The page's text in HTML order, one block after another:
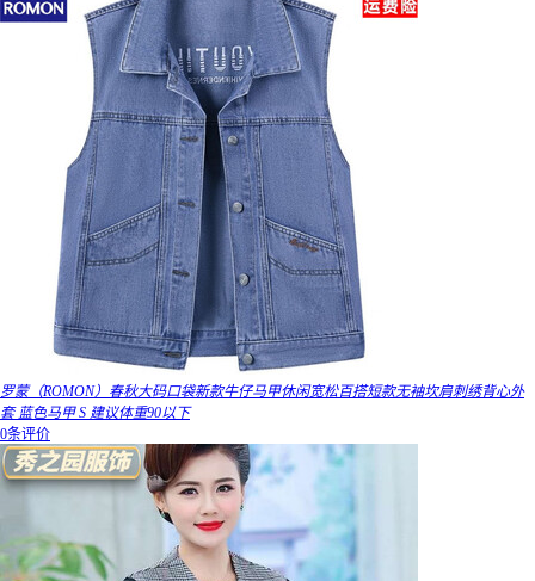
罗蒙（ROMON）春秋大码口袋新款牛仔马甲休闲宽松百搭短款无袖坎肩刺绣背心外
套 蓝色马甲 S 建议体重90以下
0条评价